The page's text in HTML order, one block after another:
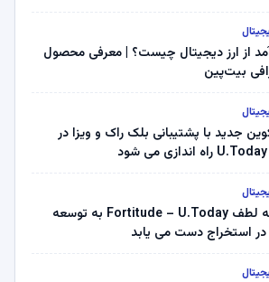
از ارز دیجیتال چیست؟ | معرفی محصول
بیت‌پین
جدید با پشتیبانی بلک راک و ویزا در
Zcash به لطف Fortitude – U.Today به توسعه
استخراج دست می یابد